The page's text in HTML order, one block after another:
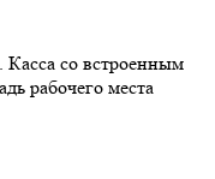
Касса со встроенным
рабочего места